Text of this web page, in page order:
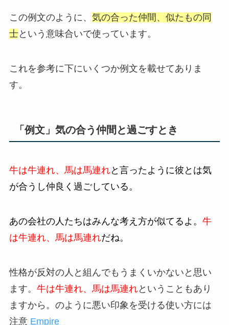
この例文のように、 気の合った仲間、似たもの同
士という意味合いで使っています。
これを参考に下にいくつか例文を載せてありま
す。
「例文」気の合う仲間と過ごすとき
牛は牛連れ、馬は馬連れと言ったように彼とは気
が合うし仲良く過ごしている。
あの会社の人たちはみんな考え方が似てるよ。 牛
は牛連れ、馬は馬連れだね。
性格が反対の人と組んでもうまくいかないと思い
ます。 牛は牛連れ、馬は馬連れということもあり
ますから。のように悪い印象を受ける使い方には
注意 Empire